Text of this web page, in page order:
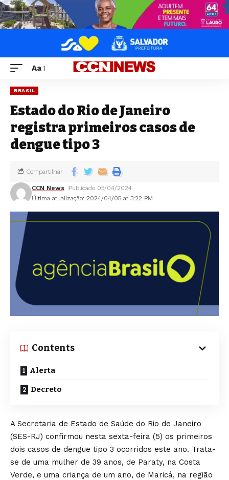
Aa
BRASIL
Estado do Rio de Janeiro
registra primeiros casos de
dengue tipo 3
Última atualização: 2024/04/05 at 3:22 PM
CCN News Publicado 05/04/2024
Compartilhar
Contents
Alerta
Decreto
A Secretaria de Estado de Saúde do Rio de Janeiro
(SES-RJ) confirmou nesta sexta-feira (5) os primeiros
dois casos de dengue tipo 3 ocorridos este ano. Trata-
se de uma mulher de 39 anos, de Paraty, na Costa
Verde, e uma criança de um ano, de Maricá, na região